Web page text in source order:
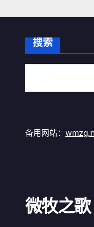
搜索
备用网站：
微牧之歌